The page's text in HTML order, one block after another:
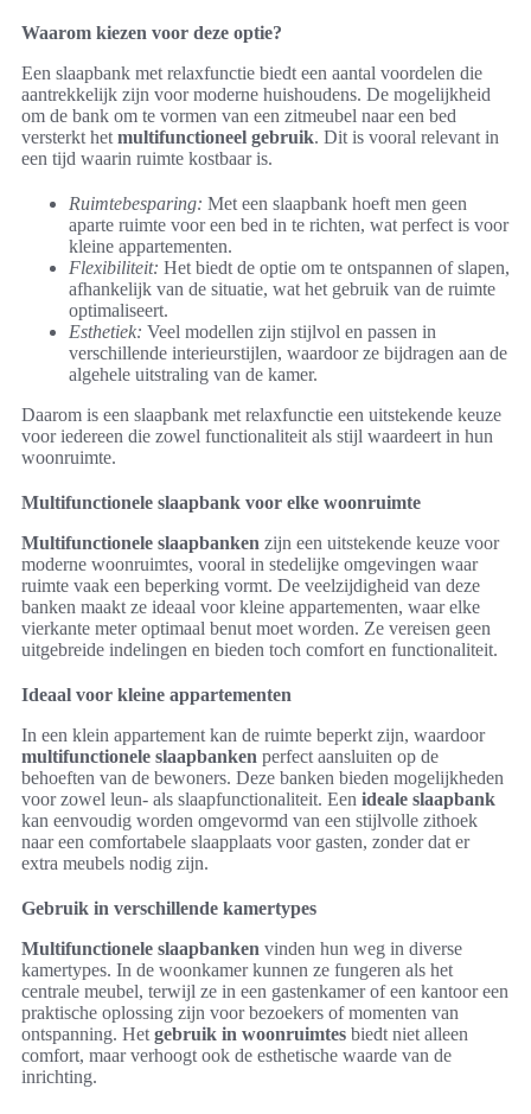
Waarom kiezen voor deze optie?
Een slaapbank met relaxfunctie biedt een aantal voordelen die
aantrekkelijk zijn voor moderne huishoudens. De mogelijkheid
om de bank om te vormen van een zitmeubel naar een bed
versterkt het multifunctioneel gebruik. Dit is vooral relevant in
een tijd waarin ruimte kostbaar is.
Ruimtebesparing: Met een slaapbank hoeft men geen
aparte ruimte voor een bed in te richten, wat perfect is voor
kleine appartementen.
Flexibiliteit: Het biedt de optie om te ontspannen of slapen,
afhankelijk van de situatie, wat het gebruik van de ruimte
optimaliseert.
Esthetiek: Veel modellen zijn stijlvol en passen in
verschillende interieurstijlen, waardoor ze bijdragen aan de
algehele uitstraling van de kamer.
Daarom is een slaapbank met relaxfunctie een uitstekende keuze
voor iedereen die zowel functionaliteit als stijl waardeert in hun
woonruimte.
Multifunctionele slaapbank voor elke woonruimte
Multifunctionele slaapbanken zijn een uitstekende keuze voor
moderne woonruimtes, vooral in stedelijke omgevingen waar
ruimte vaak een beperking vormt. De veelzijdigheid van deze
banken maakt ze ideaal voor kleine appartementen, waar elke
vierkante meter optimaal benut moet worden. Ze vereisen geen
uitgebreide indelingen en bieden toch comfort en functionaliteit.
Ideaal voor kleine appartementen
In een klein appartement kan de ruimte beperkt zijn, waardoor
multifunctionele slaapbanken perfect aansluiten op de
behoeften van de bewoners. Deze banken bieden mogelijkheden
voor zowel leun- als slaapfunctionaliteit. Een ideale slaapbank
kan eenvoudig worden omgevormd van een stijlvolle zithoek
naar een comfortabele slaapplaats voor gasten, zonder dat er
extra meubels nodig zijn.
Gebruik in verschillende kamertypes
Multifunctionele slaapbanken vinden hun weg in diverse
kamertypes. In de woonkamer kunnen ze fungeren als het
centrale meubel, terwijl ze in een gastenkamer of een kantoor een
praktische oplossing zijn voor bezoekers of momenten van
ontspanning. Het gebruik in woonruimtes biedt niet alleen
comfort, maar verhoogt ook de esthetische waarde van de
inrichting.